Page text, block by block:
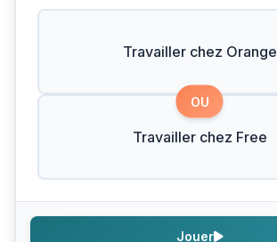
Travailler chez Orange
OU
Travailler chez Free
Jouer